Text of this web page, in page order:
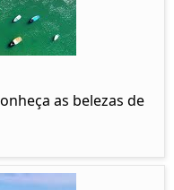
as belezas de